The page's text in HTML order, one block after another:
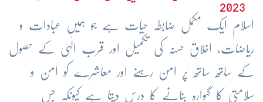
2023
اسلام ایک مکمل ضابطہ حیات ہے جو ہمیں عبادات و
ریاضات، اخلاقِ حسنہ کی تکمیل اور قرب الٰہی کے حصول
کے ساتھ ساتھ پر امن رہنے اور معاشرے کو امن و
سلامتی کا گہوارہ بنانے کا درس دیتا ہے کیونکہ جس